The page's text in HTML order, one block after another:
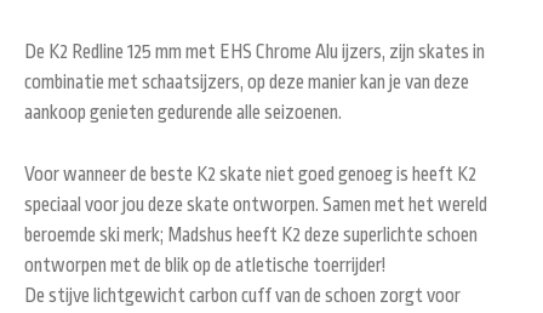
De K2 Redline 125 mm met EHS Chrome Alu ijzers, zijn skates in
combinatie met schaatsijzers, op deze manier kan je van deze
aankoop genieten gedurende alle seizoenen.
Voor wanneer de beste K2 skate niet goed genoeg is heeft K2
speciaal voor jou deze skate ontworpen. Samen met het wereld
beroemde ski merk; Madshus heeft K2 deze superlichte schoen
ontworpen met de blik op de atletische toerrijder!
De stijve lichtgewicht carbon cuff van de schoen zorgt voor